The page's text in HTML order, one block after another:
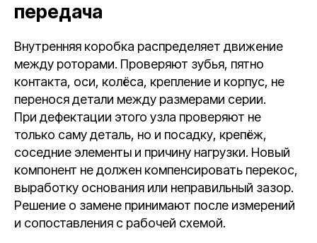
передача
Внутренняя коробка распределяет движение
между роторами. Проверяют зубья, пятно
контакта, оси, колёса, крепление и корпус, не
перенося детали между размерами серии.
При дефектации этого узла проверяют не
только саму деталь, но и посадку, крепёж,
соседние элементы и причину нагрузки. Новый
компонент не должен компенсировать перекос,
выработку основания или неправильный зазор.
Решение о замене принимают после измерений
и сопоставления с рабочей схемой.